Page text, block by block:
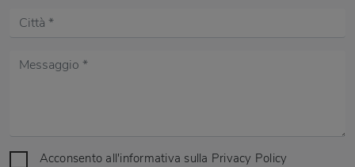
Acconsento all'informativa sulla Privacy Policy